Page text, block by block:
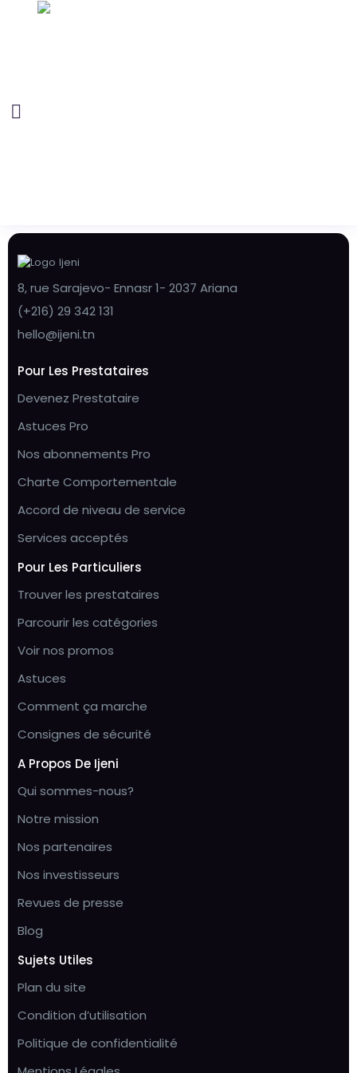
8, rue Sarajevo- Ennasr 1- 2037 Ariana
(+216) 29 342 131
hello@ijeni.tn
Pour Les Prestataires
Devenez Prestataire
Astuces Pro
Nos abonnements Pro
Charte Comportementale
Accord de niveau de service
Services acceptés
Pour Les Particuliers
Trouver les prestataires
Parcourir les catégories
Voir nos promos
Astuces
Comment ça marche
Consignes de sécurité
A Propos De Ijeni
Qui sommes-nous?
Notre mission
Nos partenaires
Nos investisseurs
Revues de presse
Blog
Sujets Utiles
Plan du site
Condition d’utilisation
Politique de confidentialité